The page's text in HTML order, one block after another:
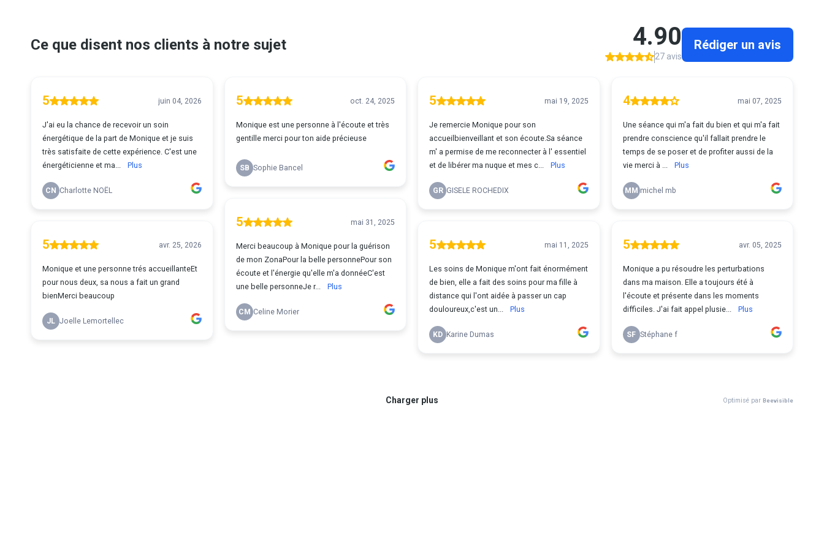
Ce que disent nos clients à notre sujet 4.90
27 avis
Rédiger un avis
5 juin 04, 2026
J'ai eu la chance de recevoir un soin
énergétique de la part de Monique et je suis
très satisfaite de cette expérience. C'est une
énergéticienne et ma...
Plus
CN Charlotte NOËL
5 avr. 25, 2026
Monique et une personne trés accueillanteEt
pour nous deux, sa nous a fait un grand
bienMerci beaucoup
JL Joelle Lemortellec
5 oct. 24, 2025
Monique est une personne à l'écoute et très
gentille merci pour ton aide précieuse
SB Sophie Bancel
5 mai 31, 2025
Merci beaucoup à Monique pour la guérison
de mon ZonaPour la belle personnePour son
écoute et l'énergie qu'elle m'a donnéeC'est
une belle personneJe r...
Plus
CM Celine Morier
5 mai 19, 2025
Je remercie Monique pour son
accueilbienveillant et son écoute.Sa séance
m' a permise de me reconnecter à l' essentiel
et de libérer ma nuque et mes c...
Plus
GR GISELE ROCHEDIX
5 mai 11, 2025
Les soins de Monique m'ont fait énormément
de bien, elle a fait des soins pour ma fille à
distance qui l'ont aidée à passer un cap
douloureux,c'est un...
Plus
KD Karine Dumas
4 mai 07, 2025
Une séance qui m'a fait du bien et qui m'a fait
prendre conscience qu'il fallait prendre le
temps de se poser et de profiter aussi de la
vie merci à ...
Plus
MM michel mb
5 avr. 05, 2025
Monique a pu résoudre les perturbations
dans ma maison. Elle a toujours été à
l'écoute et présente dans les moments
difficiles. J'ai fait appel plusie...
Plus
SF Stéphane f
Charger plus Optimisé par Beevisible